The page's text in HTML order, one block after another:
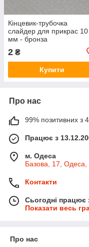
Кінцевик-трубочка
слайдер для прикрас 10
мм - бронза
2 ₴
Купити
Про нас
99% позитивних з
Працює з
м. Одеса
Базова, 17, Одеса,
Контакти
Сьогодні працює
Показати весь
Про нас